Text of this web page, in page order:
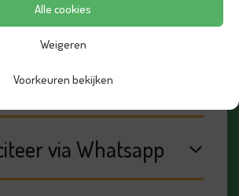
Alle cookies
Weigeren
Voorkeuren bekijken
via Whatsapp